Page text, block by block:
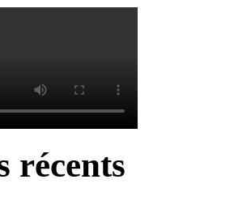
récents